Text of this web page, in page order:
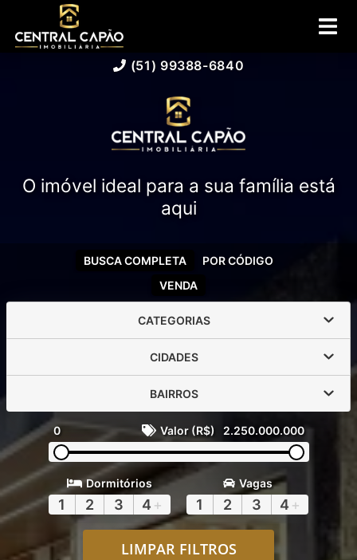
(51) 99388-6840
O imóvel ideal para a sua família está
aqui
VENDA
BUSCA COMPLETA POR CÓDIGO
CATEGORIAS
CIDADES
BAIRROS
0 Valor (R$) 2.250.000.000
Dormitórios
1 2 3 4 +
Vagas
1 2 3 4 +
LIMPAR FILTROS